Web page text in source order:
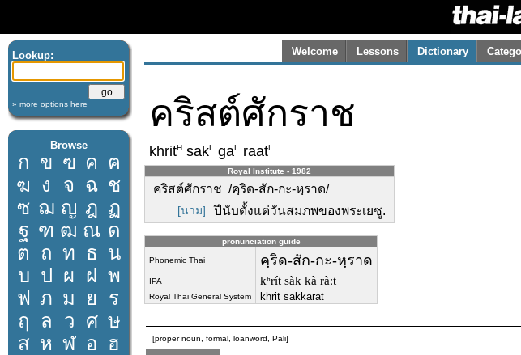
Lookup:
» more options here
Browse
ก ข ฃ ค ฅ
ฆ ง จ ฉ ช
ซ ฌ ญ ฎ ฏ
ฐ ฑ ฒ ณ ด
ต ถ ท ธ น
บ ป ผ ฝ พ
ฟ ภ ม ย
ร
ฤ
ล ว ศ ษ
ส ห ฬ อ ฮ
Welcome Lessons Dictionary
คริสต์ศักราช
khritH sakL gaL raatL
Royal Institute - 1982
คริสต์ศักราช /คฺริด-สัก-กะ-หฺราด/
[นาม] ปีนับตั้งแต่วันสมภพของพระเยซู.
pronunciation guide
Phonemic Thai คฺริด-สัก-กะ-หฺราด
IPA kʰrít sàk kà ràːt
Royal Thai General System khrit sakkarat
[proper noun, formal, loanword, Pali]